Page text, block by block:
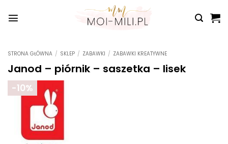
do
STRONA GŁÓWNA / SKLEP / ZABAWKI / ZABAWKI KREATYWNE
Janod – piórnik – saszetka – lisek
-10%